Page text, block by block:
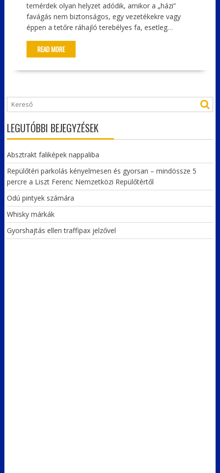
temérdek olyan helyzet adódik, amikor a „házi”
favágás nem biztonságos, egy vezetékekre vagy
éppen a tetőre ráhajló terebélyes fa, esetleg…
READ MORE
LEGUTÓBBI BEJEGYZÉSEK
Absztrakt faliképek nappaliba
Repülőtéri parkolás kényelmesen és gyorsan – mindössze 5
percre a Liszt Ferenc Nemzetközi Repülőtértől
Odú pintyek számára
Whisky márkák
Gyorshajtás ellen traffipax jelzővel